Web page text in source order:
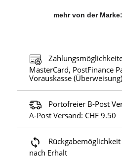
mehr von der Marke
MasterCard, PostFinance
Vorauskasse (Überweisung)
Portofreier B-Post
A-Post Versand: CHF 9.50
nach Erhalt